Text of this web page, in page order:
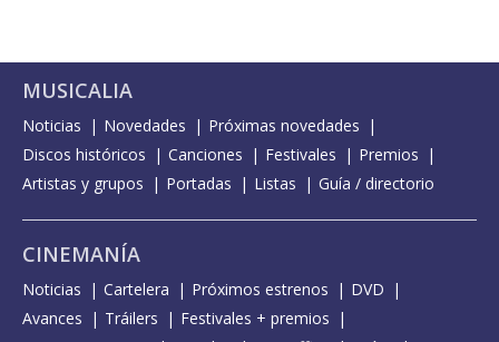
MUSICALIA
Noticias Novedades
Próximas novedades
Discos históricos
Canciones Festivales
Premios
Artistas y grupos
Portadas Listas Guía / directorio
CINEMANÍA
Noticias Cartelera Próximos estrenos
DVD
Avances
Tráilers
Festivales + premios